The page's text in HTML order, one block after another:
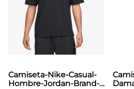
Camiseta-Nike-Casual-
Hombre-Jordan-Brand-